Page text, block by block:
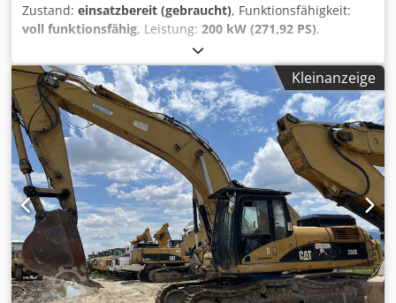
Zustand: einsatzbereit (gebraucht), Funktionsfähigkeit:
voll funktionsfähig, Leistung: 200 kW (271,92 PS),
, Schaufelvolumen:
Baujahr:2008, Maschinen-/Fahrzeugnummer:CAT
0330DTGGE00850, Die Maschine ist in ausgezeichnetem
Zustand und einsatzbereit. Cjdpfeylmi Isx Agnerf
Kleinanzeige